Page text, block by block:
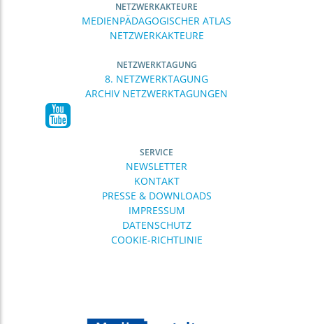
NETZWERKAKTEURE
MEDIENPÄDAGOGISCHER ATLAS
NETZWERKAKTEURE
NETZWERKTAGUNG
8. NETZWERKTAGUNG
ARCHIV NETZWERKTAGUNGEN
SERVICE
NEWSLETTER
KONTAKT
PRESSE & DOWNLOADS
IMPRESSUM
DATENSCHUTZ
COOKIE-RICHTLINIE